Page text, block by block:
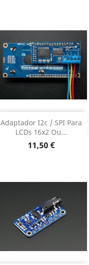
Adaptador I2c / SPI Para
LCDs 16x2 Ou...
Preço
11,50 €
Adicionar 
Dados do produto